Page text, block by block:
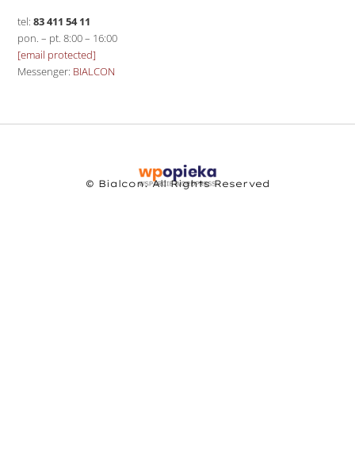
tel: 83 411 54 11
pon. – pt. 8:00 – 16:00
[email protected]
Messenger: BIALCON
© Bialcon. All Rights Reserved